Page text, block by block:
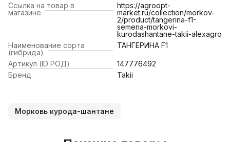
Ссылка на товар в
магазине
https://agroopt-
market.ru/collection/morkov-
2/product/tangerina-f1-
semena-morkovi-
kurodashantane-takii-alexagro
Наименование сорта
(гибрида)
ТАНГЕРИНА F1
Артикул (ID РОД)
147776492
Бренд
Takii
Морковь курода-шантане